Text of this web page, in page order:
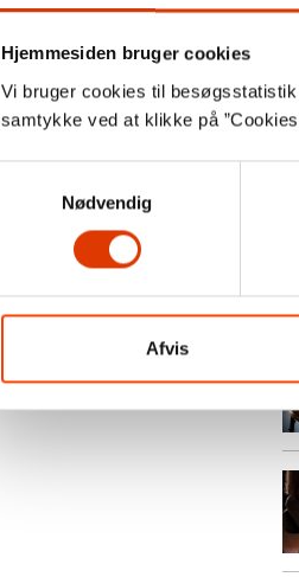
Hjemmesiden bruger cookies
Vi bruger cookies til
samtykke ved at klikke på
Nødvendig
Afvis